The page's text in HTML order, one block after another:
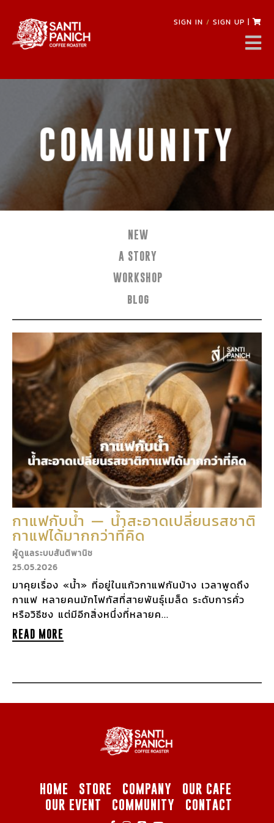
SIGN IN / SIGN UP |
COMMUNITY
NEW
A STORY
WORKSHOP
blog
กาแฟกับน้ำ — น้ำสะอาดเปลี่ยนรสชาติ
กาแฟได้มากกว่าที่คิด
ผู้ดูแลระบบสันติพานิช
25.05.2026
มาคุยเรื่อง «น้ำ» ที่อยู่ในแก้วกาแฟกันบ้าง เวลาพูดถึง
กาแฟ หลายคนมักโฟกัสที่สายพันธุ์เมล็ด ระดับการคั่ว
หรือวิธีชง แต่มีอีกสิ่งหนึ่งที่หลายค...
READ MORE
HOME STORE COMPANY
OUR CAFE
OUR EVENT
COMMUNITY CONTACT